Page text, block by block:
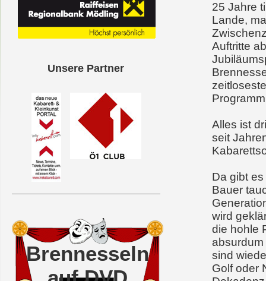
Unsere Partner
Brennesseln
25 Jahre
Lande,
Auftritte
Alles ist
seit
Da gibt
Bauer
wird
die hohle
absurdum
sind
Golf oder